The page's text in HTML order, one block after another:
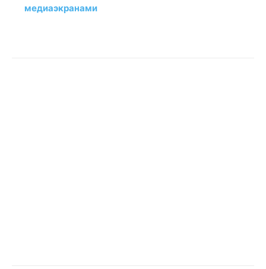
медиаэкранами